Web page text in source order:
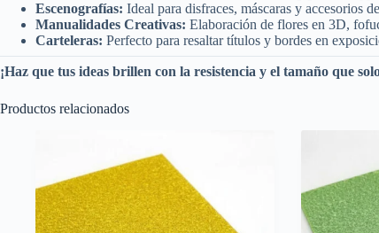
Escenografías: Ideal para disfraces, máscaras y accesorios
Manualidades Creativas: Elaboración de flores en 3D,
Carteleras: Perfecto para resaltar títulos y bordes en
¡Haz que tus ideas brillen con la resistencia y el tamaño que
Productos relacionados